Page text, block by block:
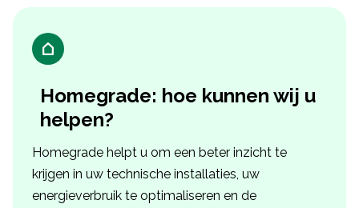
Homegrade: hoe kunnen wij u
helpen?
Homegrade helpt u om een beter inzicht te
krijgen in uw technische installaties, uw
energieverbruik te optimaliseren en de